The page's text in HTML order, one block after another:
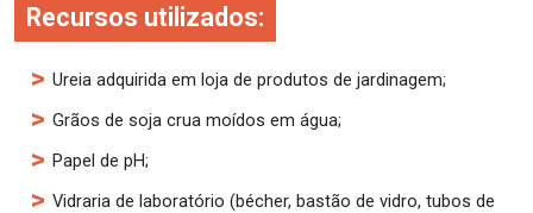
Recursos utilizados:
Ureia adquirida em loja de produtos de jardinagem;
Grãos de soja crua moídos em água;
Papel de pH;
Vidraria de laboratório (bécher, bastão de vidro, tubos de